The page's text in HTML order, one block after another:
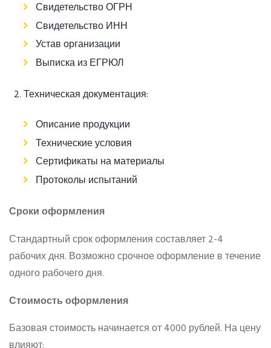
Свидетельство ОГРН
Свидетельство ИНН
Устав организации
Выписка из ЕГРЮЛ
Техническая документация:
Описание продукции
Технические условия
Сертификаты на материалы
Протоколы испытаний
Сроки оформления
Стандартный срок оформления составляет 2-4
рабочих дня. Возможно срочное оформление в течение
одного рабочего дня.
Стоимость оформления
Базовая стоимость начинается от 4000 рублей. На цену